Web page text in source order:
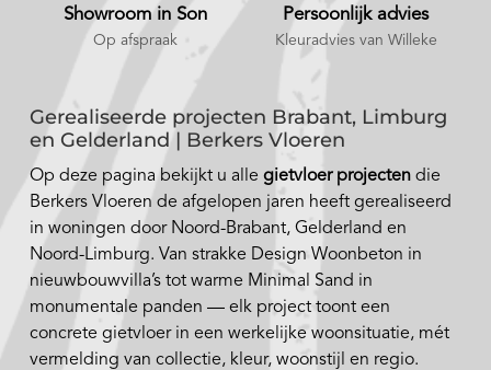
Showroom in Son
Op afspraak
Persoonlijk advies
Kleuradvies van Willeke
Gerealiseerde projecten Brabant, Limburg
en Gelderland | Berkers Vloeren
Op deze pagina bekijkt u allegietvloer projecten die
Berkers Vloeren de afgelopen jaren heeft gerealiseerd
in woningen door Noord-Brabant, Gelderland en
Noord-Limburg. Van strakke Design Woonbeton in
nieuwbouwvilla’s tot warme Minimal Sand in
monumentale panden — elk project toont een
concrete gietvloer in een werkelijke woonsituatie, mét
vermelding van collectie, kleur, woonstijl en regio.